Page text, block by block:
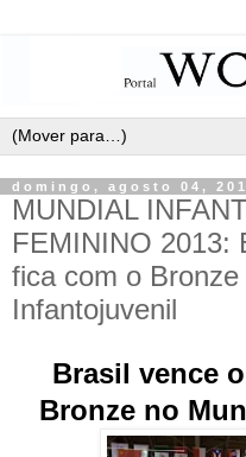
domingo, agosto 04,
MUNDIAL
FEMININO 2013:
fica com o
Infantojuvenil
Brasil vence
Bronze no